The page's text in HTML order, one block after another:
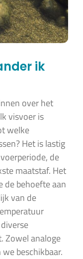
ik
over het
visvoer is
welke
Het is lastig
de
maatstaf. Het
de behoefte aan
van de
Zowel analoge
beschikbaar.